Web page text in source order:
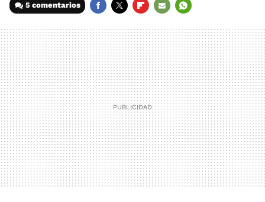
5 comentarios
MAIL